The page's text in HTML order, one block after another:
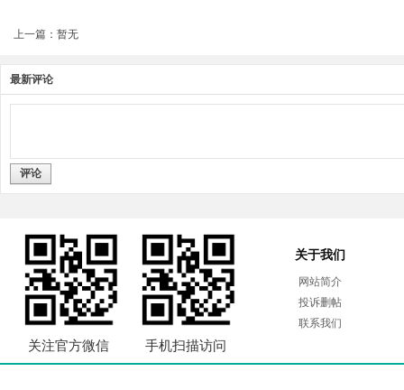
上一篇：暂无
最新评论
评论
关注官方微信 手机扫描访问
关于我们
网站简介
投诉删帖
联系我们